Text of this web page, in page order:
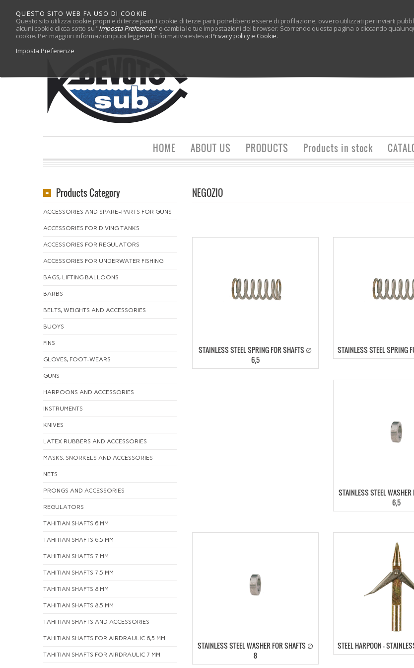
QUESTO SITO WEB FA USO DI COOKIE
Questo sito utilizza cookie propri e di terze parti. I cookie di terze parti potrebbero essere di profilazione, ovvero utilizzati per inviarti
alcuni cookie clicca sotto su "Imposta Preferenze" o cambia le tue impostazioni del browser. Scorrendo questa pagina o cliccando
cookie. Per maggiori informazioni puoi leggere l'informativa estesa: Privacy policy e Cookie.
Imposta Preferenze
HOME ABOUT US PRODUCTS Products in stock
NEGOZIO
STAINLESS STEEL SPRING FOR SHAFTS ∅
6,5
STAINLESS STEEL SPRING
STAINLESS STEEL
6,5
STAINLESS STEEL WASHER FOR SHAFTS ∅
8
STEEL HARPOON –
Products Category
ACCESSORIES AND SPARE-PARTS FOR GUNS
ACCESSORIES FOR DIVING TANKS
ACCESSORIES FOR REGULATORS
ACCESSORIES FOR UNDERWATER FISHING
BAGS, LIFTING BALLOONS
BARBS
BELTS, WEIGHTS AND ACCESSORIES
BUOYS
FINS
GLOVES, FOOT-WEARS
GUNS
HARPOONS AND ACCESSORIES
INSTRUMENTS
KNIVES
LATEX RUBBERS AND ACCESSORIES
MASKS, SNORKELS AND ACCESSORIES
NETS
PRONGS AND ACCESSORIES
REGULATORS
TAHITIAN SHAFTS 6 MM
TAHITIAN SHAFTS 6,5 MM
TAHITIAN SHAFTS 7 MM
TAHITIAN SHAFTS 7,5 MM
TAHITIAN SHAFTS 8 MM
TAHITIAN SHAFTS 8,5 MM
TAHITIAN SHAFTS AND ACCESSORIES
TAHITIAN SHAFTS FOR AIRDRAULIC 6,5 MM
TAHITIAN SHAFTS FOR AIRDRAULIC 7 MM